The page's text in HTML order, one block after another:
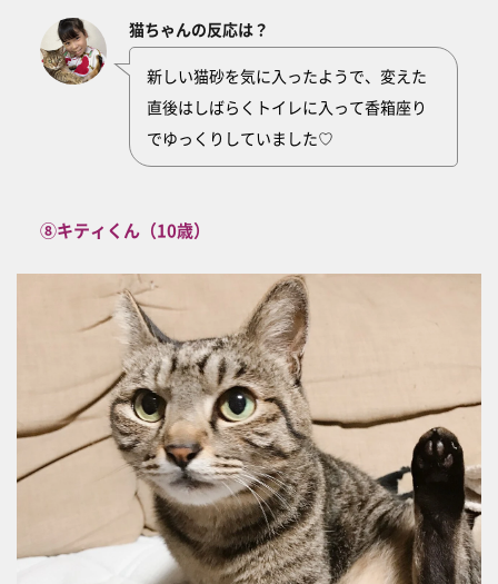
猫ちゃんの反応は？
新しい猫砂を気に入ったようで、変えた
直後はしばらくトイレに入って香箱座り
でゆっくりしていました♡
⑧キティくん（10歳）